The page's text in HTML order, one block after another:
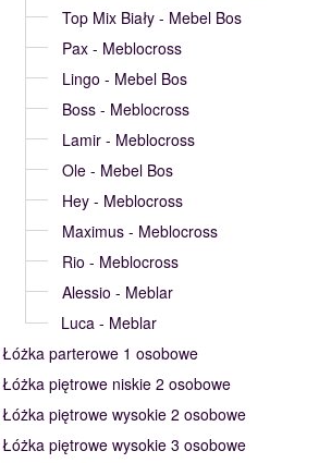
Top Mix Biały - Mebel Bos
Pax - Meblocross
Lingo - Mebel Bos
Boss - Meblocross
Lamir - Meblocross
Ole - Mebel Bos
Hey - Meblocross
Maximus - Meblocross
Rio - Meblocross
Alessio - Meblar
Luca - Meblar
Łóżka parterowe 1 osobowe
Łóżka piętrowe niskie 2 osobowe
Łóżka piętrowe wysokie 2 osobowe
Łóżka piętrowe wysokie 3 osobowe